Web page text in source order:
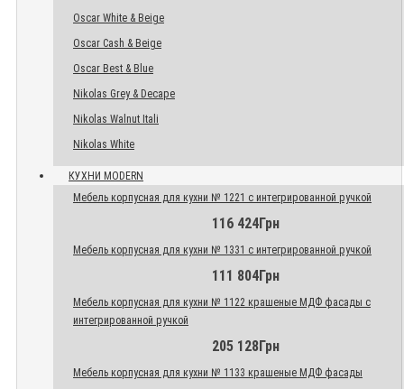
Oscar White & Beige
Oscar Cash & Beige
Oscar Best & Blue
Nikolas Grey & Decape
Nikolas Walnut Itali
Nikolas White
КУХНИ MODERN
Мебель корпусная для кухни № 1221 с интегрированной ручкой
116 424Грн
Мебель корпусная для кухни № 1331 с интегрированной ручкой
111 804Грн
Мебель корпусная для кухни № 1122 крашеные МДФ фасады с
интегрированной ручкой
205 128Грн
Мебель корпусная для кухни № 1133 крашеные МДФ фасады